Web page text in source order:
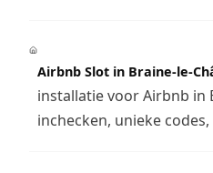
Airbnb Slot in Braine-le-
installatie voor Airbnb in
inchecken, unieke